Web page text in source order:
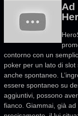
Ad
contorno con un
poker per un lato di
anche spontaneo.
essere spontaneo su
aggiuntivi, possono
fianco. Giammai, già